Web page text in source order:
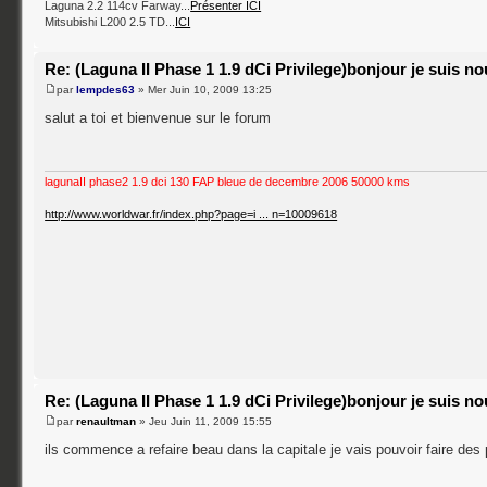
Laguna 2.2 114cv Farway...Présenter ICI
Mitsubishi L200 2.5 TD... ICI
Re: (Laguna II Phase 1 1.9 dCi Privilege)bonjour je suis
parlempdes63 » Mer Juin 10, 2009 13:25
salut a toi et bienvenue sur le forum
lagunaII phase2 1.9 dci 130 FAP bleue de decembre 2006 50000 kms
http://www.worldwar.fr/index.php?page=i ... n=10009618
Re: (Laguna II Phase 1 1.9 dCi Privilege)bonjour je suis
parrenaultman » Jeu Juin 11, 2009 15:55
ils commence a refaire beau dans la capitale je vais pouvoir faire des